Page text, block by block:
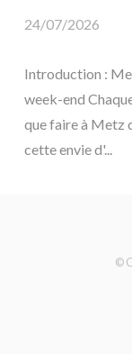
24/07/2026
Introduction :
week-end
que faire à Metz
cette envie d'...
©